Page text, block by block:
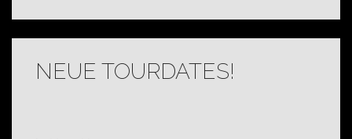
NEUE TOURDATES!